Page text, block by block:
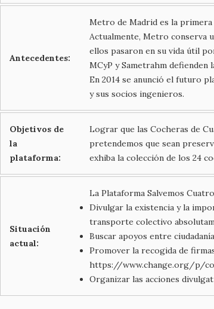
Antecedentes:
Metro de Madrid es la primera
Actualmente, Metro conserva
ellos pasaron en su vida útil
MCyP y Sametrahm
En 2014 se anunció el futuro
y sus socios ingenieros.
Objetivos de
la
plataforma:
Lograr que las Cocheras de
pretendemos que sean
exhiba la colección de los 24
Situación
actual:
La Plataforma Salvemos
Divulgar la existencia y la
transporte colectivo
Buscar apoyos entre
Promover la recogida de
https://www.change.org/p/
Organizar las acciones